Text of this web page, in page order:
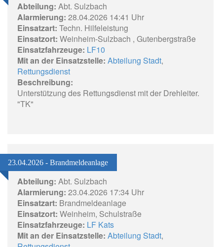
Abteilung: Abt. Sulzbach
Alarmierung: 28.04.2026 14:41 Uhr
Einsatzart: Techn. Hilfeleistung
Einsatzort: Weinheim-Sulzbach , Gutenbergstraße
Einsatzfahrzeuge: LF10
Mit an der Einsatzstelle: Abteilung Stadt,
Rettungsdienst
Beschreibung:
Unterstützung des Rettungsdienst mit der Drehleiter.
"TK"
23.04.2026 - Brandmeldeanlage
Abteilung: Abt. Sulzbach
Alarmierung: 23.04.2026 17:34 Uhr
Einsatzart: Brandmeldeanlage
Einsatzort: Weinheim, Schulstraße
Einsatzfahrzeuge: LF Kats
Mit an der Einsatzstelle: Abteilung Stadt,